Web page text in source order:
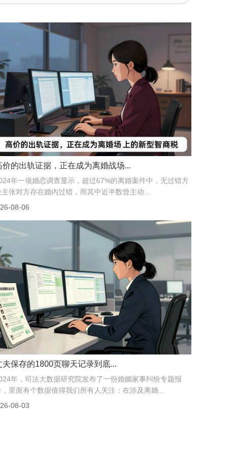
价的出轨证据，正在成为离婚战场...
年一项婚恋调查显示，超过67%的离婚案件中，无过错方
主张对方存在婚内过错，而其中近半数曾主动...
08-06
夫保存的1800页聊天记录到底...
年，司法大数据研究院发布了一份婚姻家事纠纷专题报
，里面有个数据值得我们所有人关注：在涉及离婚...
08-03